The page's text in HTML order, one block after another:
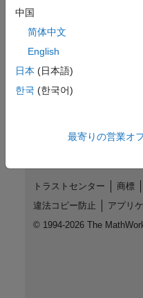
この例では、Simulink®
C++ コードを統合する方
Stateflow チャートの間で
については、Stateflow チ
ードの使用を参照してくだ
中国
简体中文
English
日本 (日本語)
한국 (한국어)
最寄りの営業オ
トラストセンター 商標
違法コピー防止
アプリ
© 1994-2026 The